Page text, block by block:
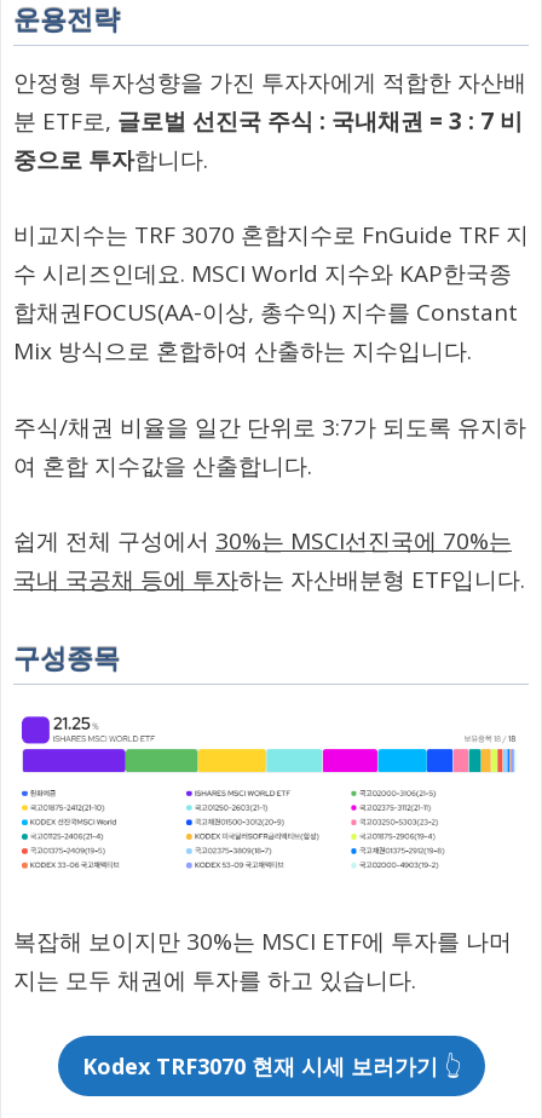
운용전략
안정형 투자성향을 가진 투자자에게 적합한 자산배
분 ETF로, 글로벌 선진국 주식 : 국내채권 = 3 : 7 비
중으로 투자합니다.
비교지수는 TRF 3070 혼합지수로 FnGuide TRF 지
수 시리즈인데요. MSCI World 지수와 KAP한국종
합채권FOCUS(AA-이상, 총수익) 지수를 Constant
Mix 방식으로 혼합하여 산출하는 지수입니다.
주식/채권 비율을 일간 단위로 3:7가 되도록 유지하
여 혼합 지수값을 산출합니다.
쉽게 전체 구성에서 30%는 MSCI선진국에 70%는
국내 국공채 등에 투자하는 자산배분형 ETF입니다.
구성종목
복잡해 보이지만 30%는 MSCI ETF에 투자를 나머
지는 모두 채권에 투자를 하고 있습니다.
Kodex TRF3070 현재 시세 보러가기 👆